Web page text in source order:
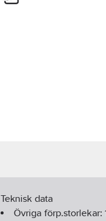
Teknisk data
Övriga förp.storlekar: